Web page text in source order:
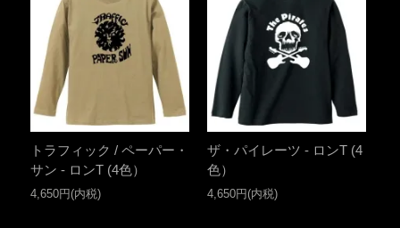
トラフィック / ペーパー・
サン - ロンT (4色）
4,650円(内税)
ザ・パイレーツ - ロンT (4
色）
4,650円(内税)